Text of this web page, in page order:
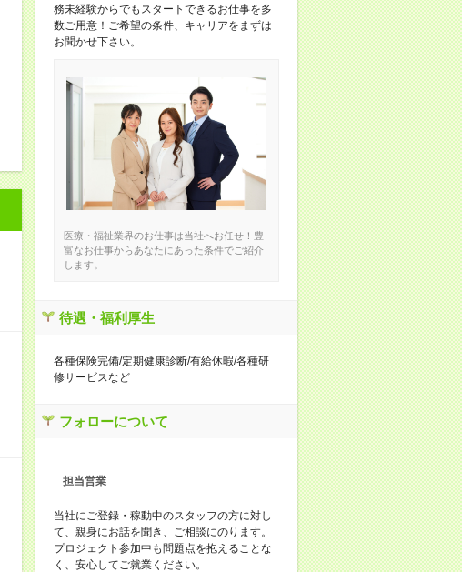
務未経験からでもスタートできるお仕事を多
数ご用意！ご希望の条件、キャリアをまずは
お聞かせ下さい。
医療・福祉業界のお仕事は当社へお任せ！豊
富なお仕事からあなたにあった条件でご紹介
します。
待遇・福利厚生
各種保険完備/定期健康診断/有給休暇/各種研
修サービスなど
フォローについて
担当営業
当社にご登録・稼動中のスタッフの方に対し
て、親身にお話を聞き、ご相談にのります。
プロジェクト参加中も問題点を抱えることな
く、安心してご就業ください。